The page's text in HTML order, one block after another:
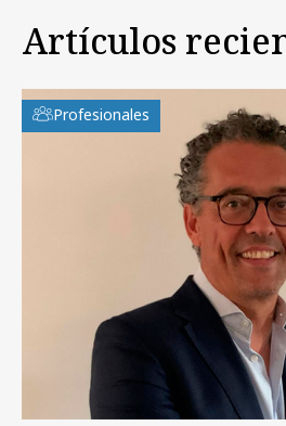
Artículos
Profesionales